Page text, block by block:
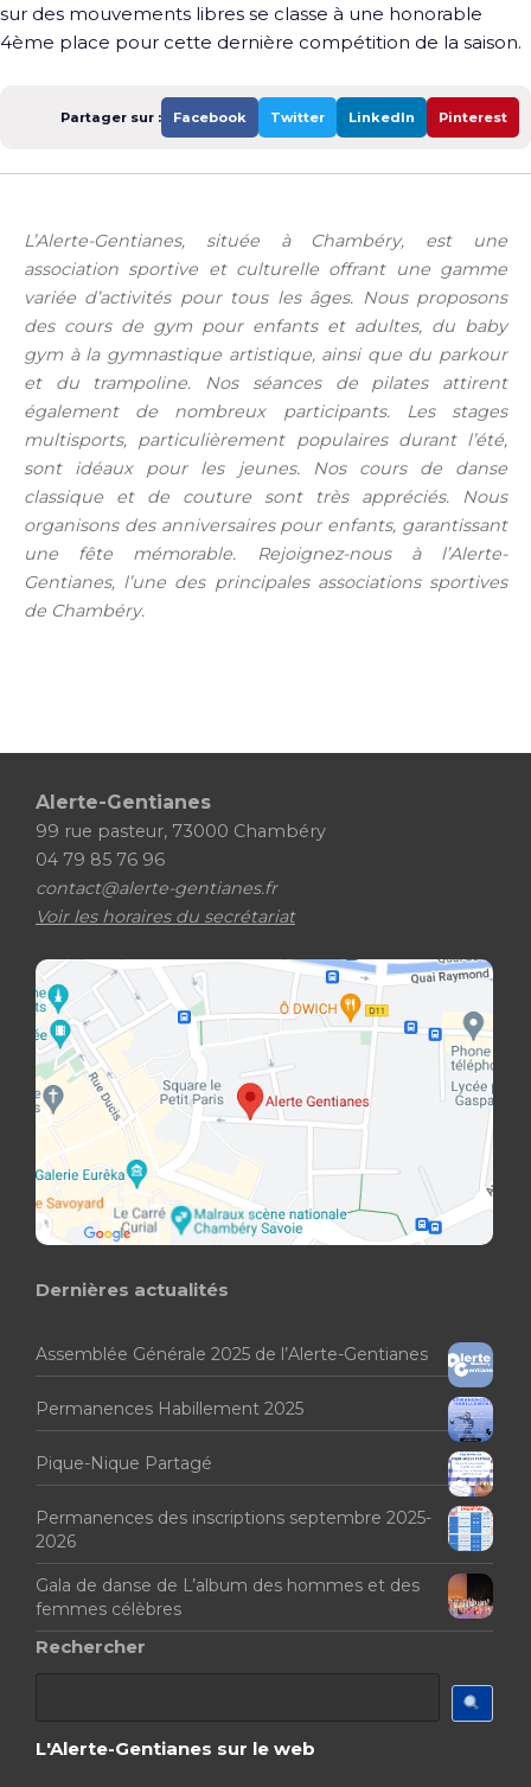
sur des mouvements libres se classe à une honorable
4ème place pour cette dernière compétition de la saison.
Partager sur : Facebook Twitter LinkedIn Pinterest
L’Alerte-Gentianes, située à Chambéry, est une
association sportive et culturelle offrant une gamme
variée d’activités pour tous les âges. Nous proposons
des cours de gym pour enfants et adultes, du baby
gym à la gymnastique artistique, ainsi que du parkour
et du trampoline. Nos séances de pilates attirent
également de nombreux participants. Les stages
multisports, particulièrement populaires durant l’été,
sont idéaux pour les jeunes. Nos cours de danse
classique et de couture sont très appréciés. Nous
organisons des anniversaires pour enfants, garantissant
une fête mémorable. Rejoignez-nous à l’Alerte-
Gentianes, l’une des principales associations sportives
de Chambéry.
Alerte-Gentianes
99 rue pasteur, 73000 Chambéry
04 79 85 76 96
contact@alerte-gentianes.fr
Voir les horaires du secrétariat
Dernières actualités
Assemblée Générale 2025 de l’Alerte-Gentianes
Permanences Habillement 2025
Pique-Nique Partagé
Permanences des inscriptions septembre 2025-
2026
Gala de danse de L’album des hommes et des
femmes célèbres
Rechercher
L'Alerte-Gentianes sur le web